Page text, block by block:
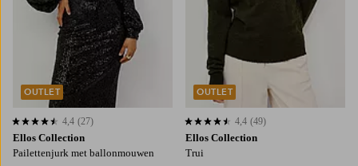
Ellos Collection
Pailettenjurk met ballonmouwen
4,4 op basis van 27 beoordelingen
4,4 (27)
OUTLET
Ellos Collection
Trui
4,4 op basis van 49 beoordelingen
4,4 (49)
OUTLET